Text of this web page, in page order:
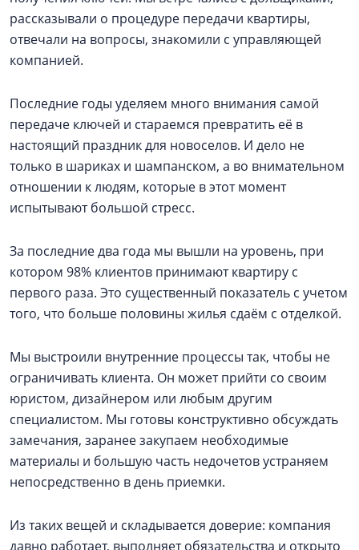
рассказывали о процедуре передачи квартиры,
отвечали на вопросы, знакомили с управляющей
компанией.
Последние годы уделяем много внимания самой
передаче ключей и стараемся превратить её в
настоящий праздник для новоселов. И дело не
только в шариках и шампанском, а во внимательном
отношении к людям, которые в этот момент
испытывают большой стресс.
За последние два года мы вышли на уровень, при
котором 98% клиентов принимают квартиру с
первого раза. Это существенный показатель с учетом
того, что больше половины жилья сдаём с отделкой.
Мы выстроили внутренние процессы так, чтобы не
ограничивать клиента. Он может прийти со своим
юристом, дизайнером или любым другим
специалистом. Мы готовы конструктивно обсуждать
замечания, заранее закупаем необходимые
материалы и большую часть недочетов устраняем
непосредственно в день приемки.
Из таких вещей и складывается доверие: компания
давно работает, выполняет обязательства и открыто